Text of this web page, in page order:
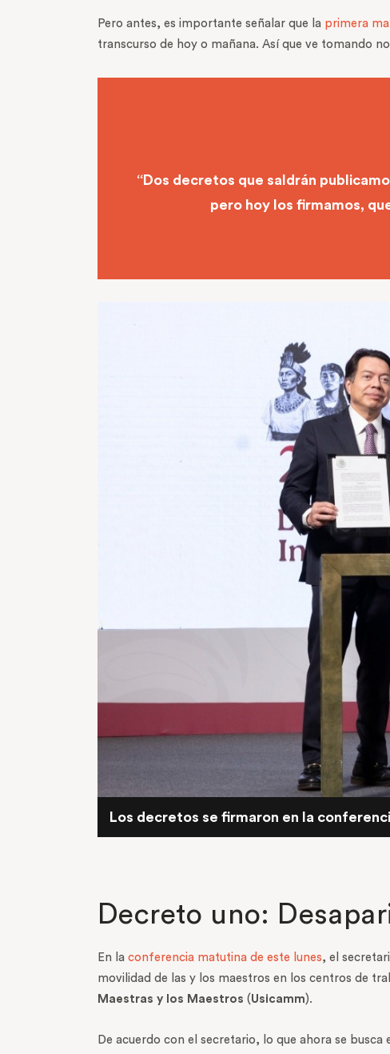
Pero antes, es importante señalar que la primera
transcurso de hoy o mañana. Así que ve tomando
“Dos decretos que saldrán
pero hoy los firmamos,
Los decretos se firmaron en la
Decreto uno:
En la conferencia matutina de este lunes, el
movilidad de las y los maestros en los centros de
Maestras y los Maestros ( Usicamm).
De acuerdo con el secretario, lo que ahora se